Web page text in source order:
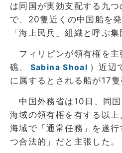
は同国が実効支配する九
で、20隻近くの中国船を
「海上民兵」組織と呼ぶ集
フィリピンが領有権を主
礁、
Sabina Shoal ）近辺
に属するとされる船が17隻
中国外務省は10日、同
海域の領有権を有する以
海域で「通常任務」を遂
つ合法的」だと主張した。